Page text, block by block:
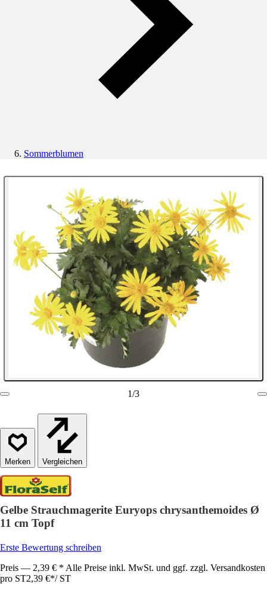
Sommerblumen
1/3
Vergleichen
Gelbe Strauchmagerite Euryops chrysanthemoides Ø
11 cm Topf
Erste Bewertung schreiben
Preis — 2,39 € * Alle Preise inkl. MwSt. und ggf. zzgl. Versandkosten
pro ST2,39 €*/ ST